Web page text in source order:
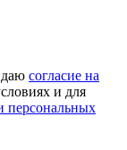
даю согласие на
и для
персональных